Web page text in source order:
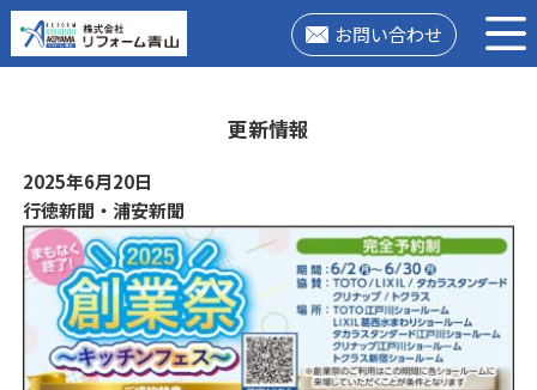
お問い合わせ
更新情報
2025年6月20日
行徳新聞・浦安新聞